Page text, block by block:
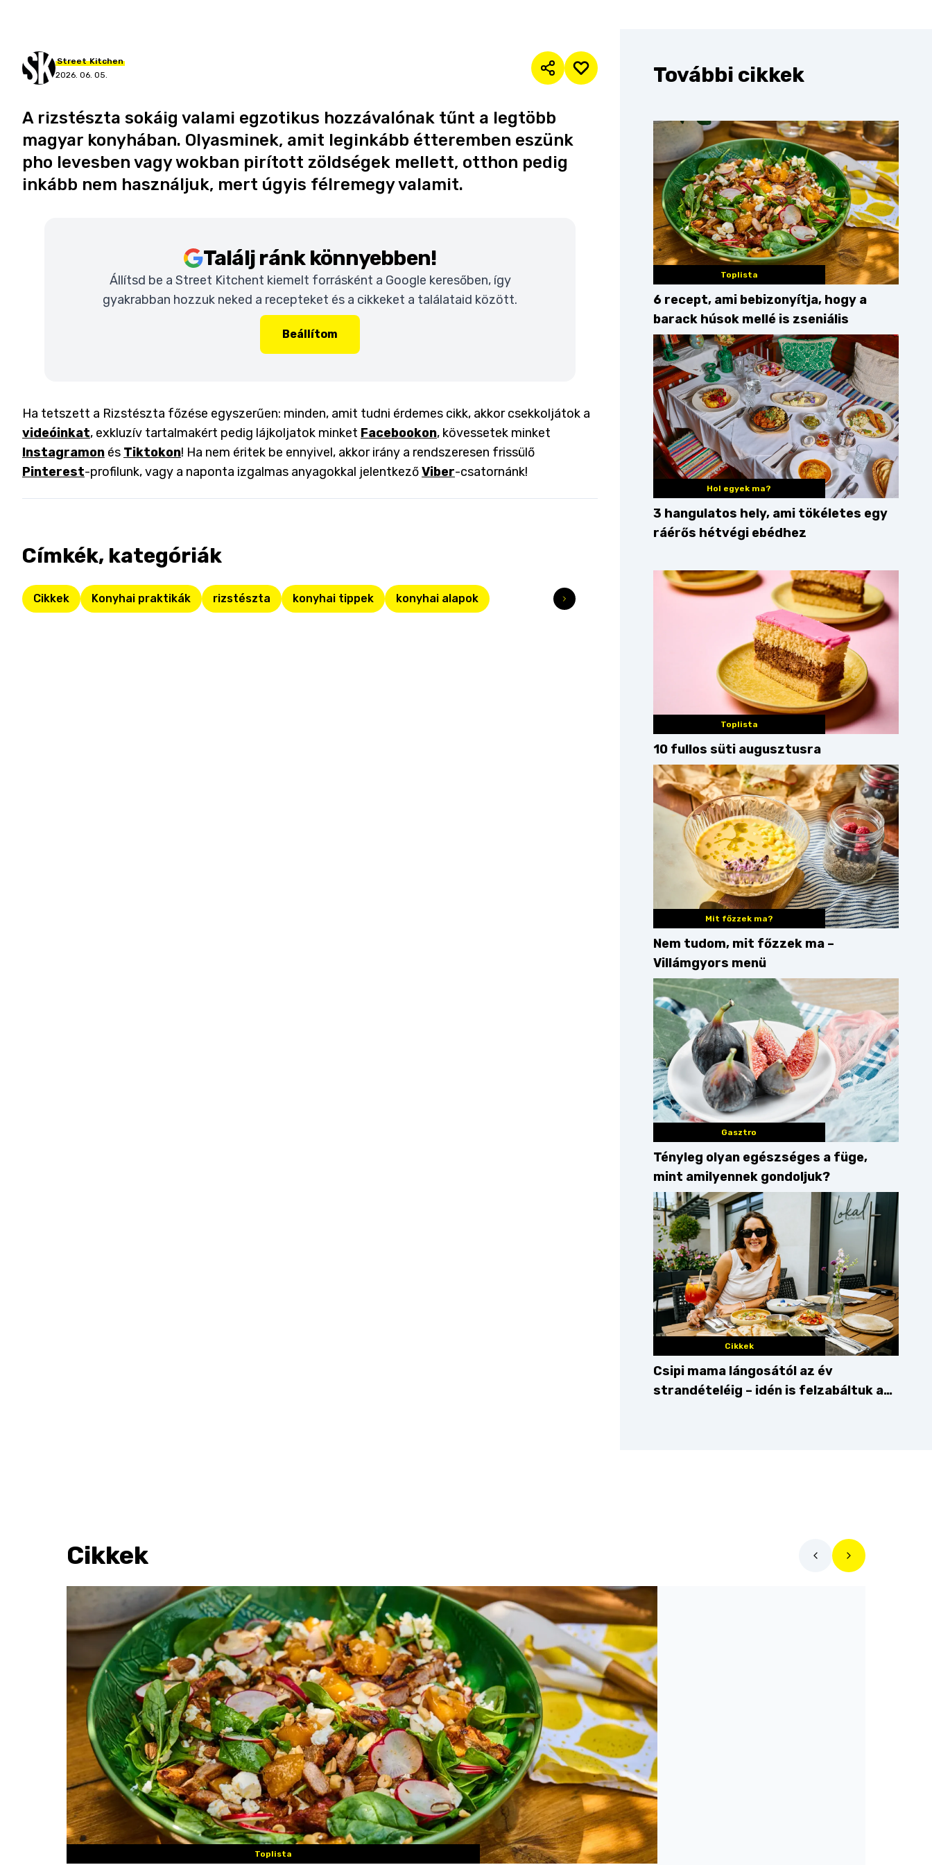
Street Kitchen
2026. 06. 05.
A rizstészta sokáig valami egzotikus hozzávalónak tűnt a legtöbb
magyar konyhában. Olyasminek, amit leginkább étteremben eszünk
pho levesben vagy wokban pirított zöldségek mellett, otthon pedig
inkább nem használjuk, mert úgyis félremegy valamit.
Találj ránk könnyebben!
Állítsd be a Street Kitchent kiemelt forrásként a Google keresőben, így
gyakrabban hozzuk neked a recepteket és a cikkeket a találataid között.
Beállítom
Ha tetszett a Rizstészta főzése egyszerűen: minden, amit tudni érdemes cikk, akkor csekkoljátok a
videóinkat, exkluzív tartalmakért pedig lájkoljatok minket Facebookon, kövessetek minket
Instagramon és Tiktokon! Ha nem éritek be ennyivel, akkor irány a rendszeresen frissülő
Pinterest-profilunk, vagy a naponta izgalmas anyagokkal jelentkezőViber-csatornánk!
Címkék, kategóriák
Cikkek Konyhai praktikák rizstészta konyhai tippek konyhai alapok
További cikkek
Toplista
6 recept, ami bebizonyítja, hogy a
barack húsok mellé is zseniális
Hol egyek ma?
3 hangulatos hely, ami tökéletes egy
ráérős hétvégi ebédhez
Toplista
10 fullos süti augusztusra
Mit főzzek ma?
Nem tudom, mit főzzek ma –
Villámgyors menü
Gasztro
Tényleg olyan egészséges a füge,
mint amilyennek gondoljuk?
Cikkek
Csipi mama lángosától az év
strandételéig – idén is felzabáltuk a
Cikkek
Toplista